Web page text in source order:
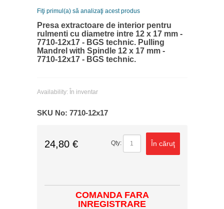
Fiţi primul(a) să analizaţi acest produs
Presa extractoare de interior pentru
rulmenti cu diametre intre 12 x 17 mm -
7710-12x17 - BGS technic. Pulling
Mandrel with Spindle 12 x 17 mm -
7710-12x17 - BGS technic.
Availability: În inventar
SKU No: 7710-12x17
24,80 € Qty: În căruţ
COMANDA FARA
INREGISTRARE